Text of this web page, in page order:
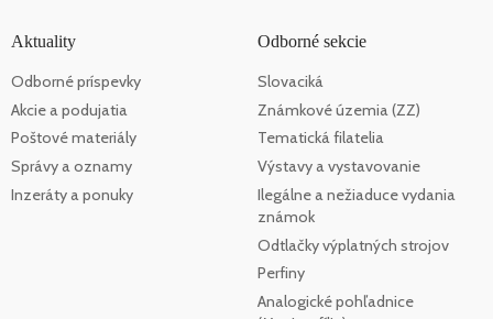
Aktuality
Odborné príspevky
Akcie a podujatia
Poštové materiály
Správy a oznamy
Inzeráty a ponuky
Odborné sekcie
Slovaciká
Známkové územia (ZZ)
Tematická filatelia
Výstavy a vystavovanie
Ilegálne a nežiaduce vydania
známok
Odtlačky výplatných strojov
Perfiny
Analogické pohľadnice